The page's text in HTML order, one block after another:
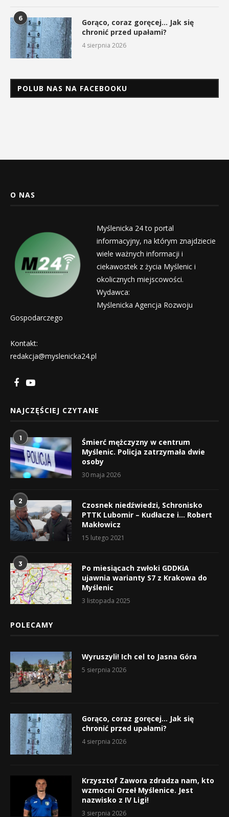
6
Gorąco, coraz goręcej… Jak się
chronić przed upałami?
4 sierpnia 2026
POLUB NAS NA FACEBOOKU
O NAS
Myślenicka 24 to portal
informacyjny, na którym znajdziecie
wiele ważnych informacji i
ciekawostek z życia Myślenic i
okolicznych miejscowości.
Wydawca:
Myślenicka Agencja Rozwoju
Gospodarczego
Kontakt:
redakcja@myslenicka24.pl
NAJCZĘŚCIEJ CZYTANE
1
Śmierć mężczyzny w centrum
Myślenic. Policja zatrzymała dwie
osoby
30 maja 2026
2
Czosnek niedźwiedzi, Schronisko
PTTK Lubomir – Kudłacze i… Robert
Makłowicz
15 lutego 2021
3
Po miesiącach zwłoki GDDKiA
ujawnia warianty S7 z Krakowa do
Myślenic
3 listopada 2025
POLECAMY
Wyruszyli! Ich cel to Jasna Góra
5 sierpnia 2026
Gorąco, coraz goręcej… Jak się
chronić przed upałami?
4 sierpnia 2026
Krzysztof Zawora zdradza nam, kto
wzmocni Orzeł Myślenice. Jest
nazwisko z IV Ligi!
3 sierpnia 2026